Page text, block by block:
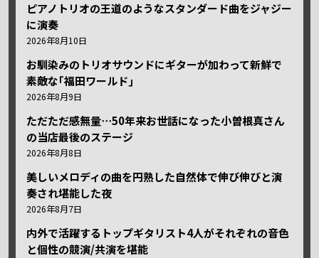
ピアノトリオの王道のようなスタンダード曲をジャジー
に演奏
2026年8月10日
お馴染みのトリオサウンドにギターが加わって新鮮で
素敵な｢福田ワールド｣
2026年8月9日
ただただ感無量⋯50年来お世話になった小曽根真さん
の当店最後のステージ
2026年8月8日
美しいメロディの曲を円熟した自然体で伸び伸びと演
奏され堪能した夜
2026年8月7日
内外で活躍するトップギタリスト4人がそれぞれの音色
と個性の競演/共演を堪能